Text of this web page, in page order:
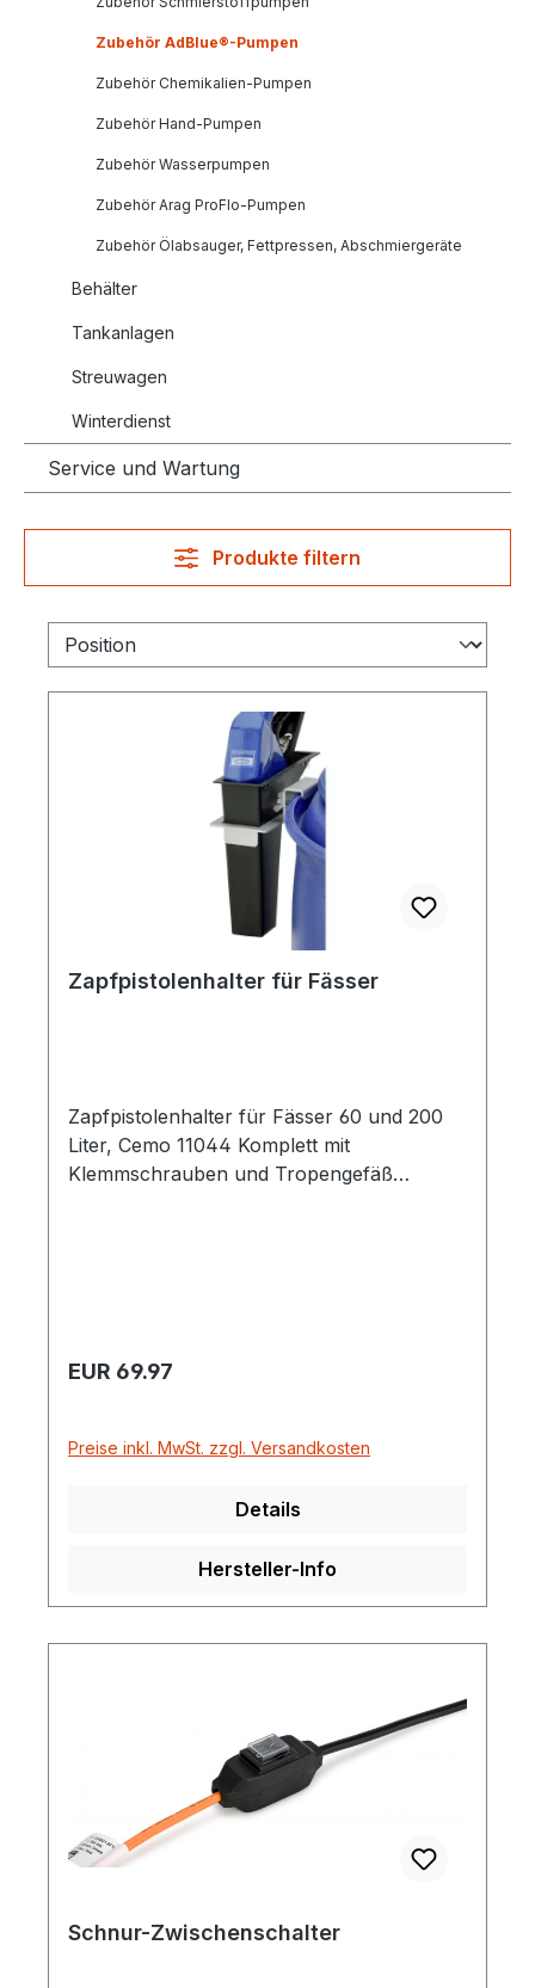
Zubehör AdBlue®-Pumpen
Zubehör Chemikalien-Pumpen
Zubehör Hand-Pumpen
Zubehör Wasserpumpen
Zubehör Arag ProFlo-Pumpen
Zubehör Ölabsauger, Fettpressen, Abschmiergeräte
Behälter
Tankanlagen
Streuwagen
Winterdienst
Service und Wartung
Produkte filtern
Zapfpistolenhalter für Fässer
Zapfpistolenhalter für Fässer 60 und 200
Liter, Cemo 11044 Komplett mit
Klemmschrauben und Tropengefäß
Leeren und Reinigen
Regulärer Preis:
EUR 69.97
Preise inkl. MwSt. zzgl. Versandkosten
Details
Hersteller-Info
Schnur-Zwischenschalter